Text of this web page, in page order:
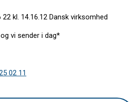
Dansk virksomhed
vi sender i dag*
02 11